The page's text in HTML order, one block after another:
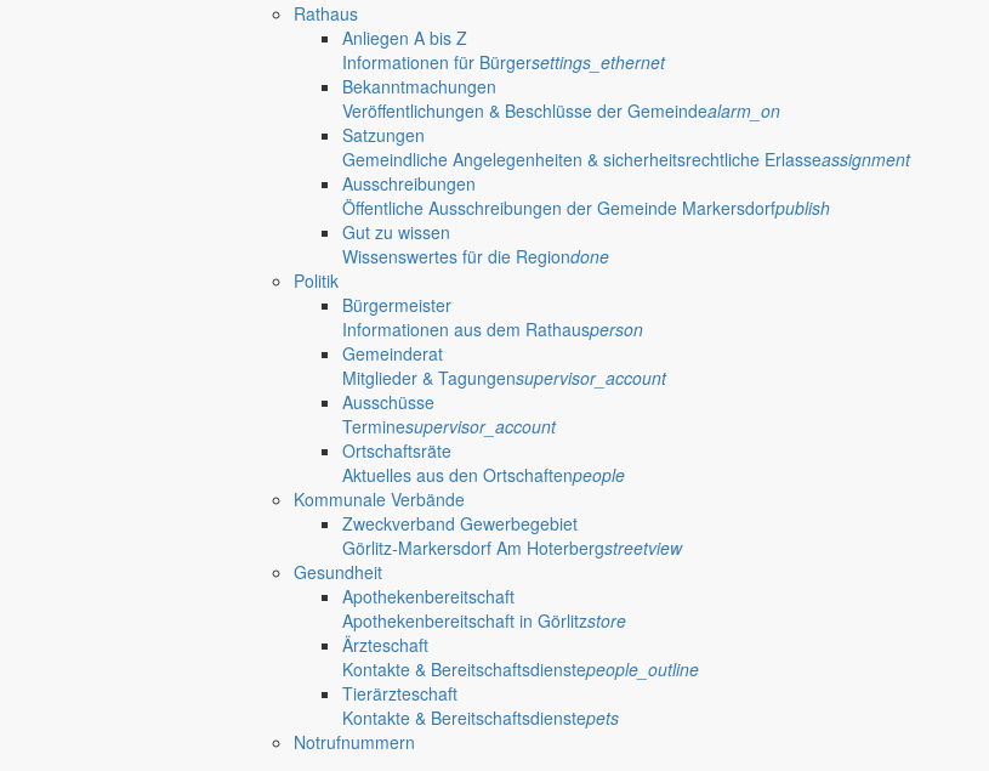
Rathaus
Anliegen A bis Z
Informationen für Bürgersettings_ethernet
Bekanntmachungen
Veröffentlichungen & Beschlüsse der Gemeindealarm_on
Satzungen
Gemeindliche Angelegenheiten & sicherheitsrechtliche Erlasseassignment
Ausschreibungen
Öffentliche Ausschreibungen der Gemeinde Markersdorfpublish
Gut zu wissen
Wissenswertes für die Regiondone
Politik
Bürgermeister
Informationen aus dem Rathausperson
Gemeinderat
Mitglieder & Tagungensupervisor_account
Ausschüsse
Terminesupervisor_account
Ortschaftsräte
Aktuelles aus den Ortschaftenpeople
Kommunale Verbände
Zweckverband Gewerbegebiet
Görlitz-Markersdorf Am Hoterbergstreetview
Gesundheit
Apothekenbereitschaft
Apothekenbereitschaft in Görlitzstore
Ärzteschaft
Kontakte & Bereitschaftsdienstepeople_outline
Tierärzteschaft
Kontakte & Bereitschaftsdienstepets
Notrufnummern